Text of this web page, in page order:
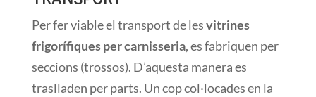
Per ferviable el transportde lesvitrines
frigorífiquespercarnisseria,esfabriquen per
seccions (trossos). D’aquesta maneraes
traslladen per parts. Un copcol·locadesen la